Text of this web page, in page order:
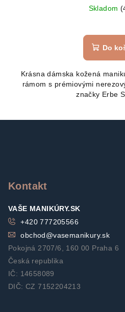
Skladom
Do
Krásna dámska kožená
rámom s prémiovými
značky Erbe
Kontakt
VAŠE MANIKÚRY.SK
+420 777205566
obchod@vasemanikury.sk
Pokojná 2707/6, 160 00 Praha 6
Česká republika
IČ: 14658089
DIČ: CZ 7152204213